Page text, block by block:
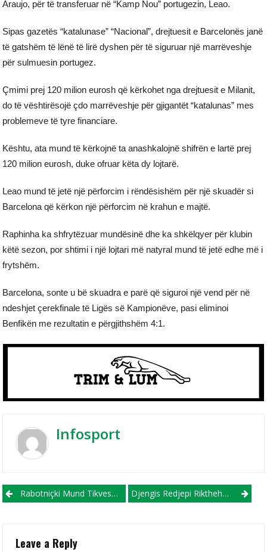
Araujo, për të transferuar në “Kamp Nou” portugezin, Leao.
Sipas gazetës “katalunase” “Nacional”, drejtuesit e Barcelonës janë
të gatshëm të lënë të lirë dyshen për të siguruar një marrëveshje
për sulmuesin portugez.
Çmimi prej 120 milion eurosh që kërkohet nga drejtuesit e Milanit,
do të vështirësojë çdo marrëveshje për gjigantët “katalunas” mes
problemeve të tyre financiare.
Kështu, ata mund të kërkojnë ta anashkalojnë shifrën e lartë prej
120 milion eurosh, duke ofruar këta dy lojtarë.
Leao mund të jetë një përforcim i rëndësishëm për një skuadër si
Barcelona që kërkon një përforcim në krahun e majtë.
Raphinha ka shfrytëzuar mundësinë dhe ka shkëlqyer për klubin
këtë sezon, por shtimi i një lojtari më natyral mund të jetë edhe më i
frytshëm.
Barcelona, sonte u bë skuadra e parë që siguroi një vend për në
ndeshjet çerekfinale të Ligës së Kampionëve, pasi eliminoi
Benfikën me rezultatin e përgjithshëm 4:1.
Infosport
Post navigation
Rabotniçki Mund Tikveshin, Nuk Dorëzohet Në Garën Për Titullin E Kampionit (VIDEO) Djengis Redjepi Rikthehet Në Futbollin Kosovar!
Leave a Reply